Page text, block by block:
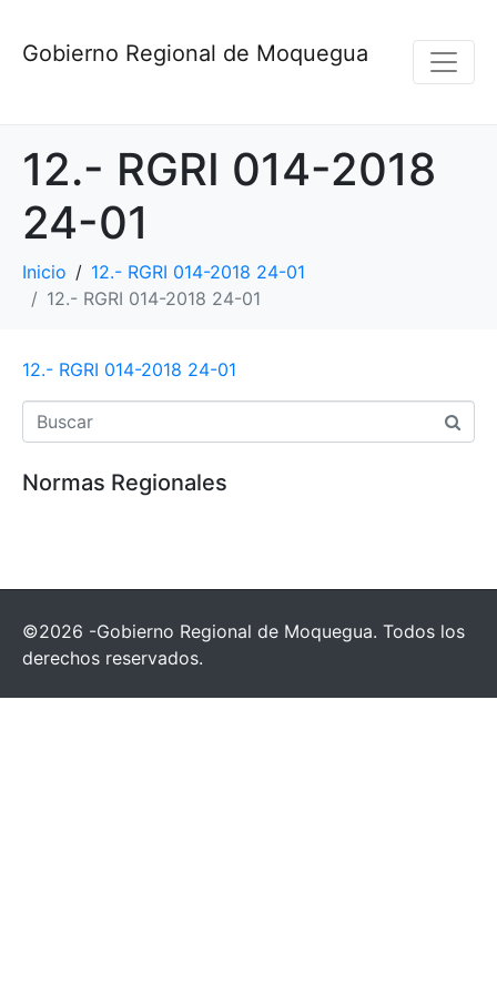
Gobierno Regional de Moquegua
12.- RGRI 014-2018
24-01
Inicio
12.- RGRI 014-2018 24-01
12.- RGRI 014-2018 24-01
12.- RGRI 014-2018 24-01
Normas Regionales
©2026 -Gobierno Regional de Moquegua. Todos los
derechos reservados.